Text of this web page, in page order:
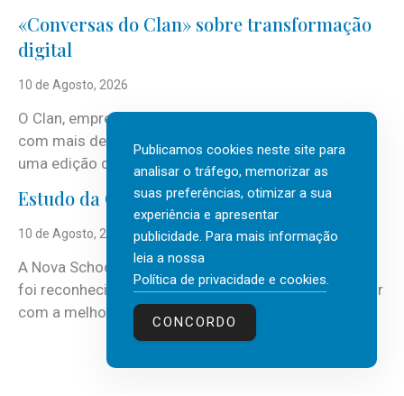
«Conversas do Clan» sobre transformação
digital
10 de Agosto, 2026
O Clan, empresa portuguesa de recursos humanos
com mais de 30 anos de atividade, vai realizar mais
uma edição do...
Estudo da OnStrategy destaca Nova SBE
10 de Agosto, 2026
A Nova School of Business & Economics (Nova SBE)
foi reconhecida como a instituição de ensino superior
com a melhor...
Publicamos cookies neste site para
analisar o tráfego, memorizar as
suas preferências, otimizar a sua
experiência e apresentar
publicidade. Para mais informação
leia a nossa
Política de privacidade e cookies.
CONCORDO